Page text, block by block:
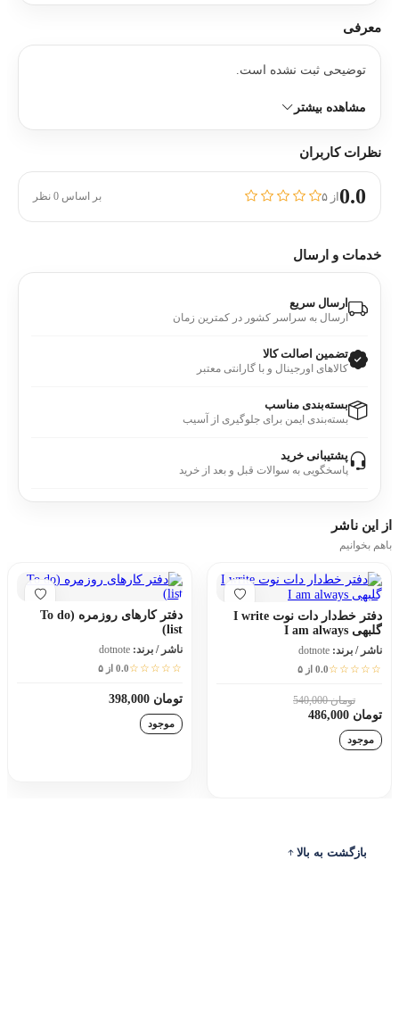
معرفی
توضیحی ثبت نشده است.
مشاهده بیشتر
نظرات کاربران
0.0از ۵ بر اساس 0 نظر
خدمات و ارسال
ارسال سریع
ارسال به سراسر کشور در کمترین زمان
تضمین اصالت کالا
کالاهای اورجینال و با گارانتی معتبر
بسته‌بندی مناسب
بسته‌بندی ایمن برای جلوگیری از آسیب
پشتیبانی خرید
پاسخگویی به سوالات قبل و بعد از خرید
از این ناشر
باهم بخوانیم
دفتر خط‌دار دات نوت I write
گلبهی I am always
ناشر / برند: dotnote
☆☆☆☆☆0.0 از ۵
تومان 540,000
تومان 486,000
موجود
دفتر کارهای روزمره (To do
list)
ناشر / برند: dotnote
☆☆☆☆☆0.0 از ۵
تومان 398,000
موجود
بازگشت به بالا